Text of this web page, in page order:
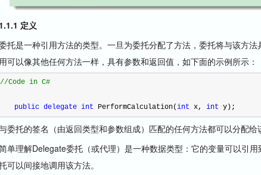
定义
是一种引用方法的类型。一旦为委托分配了方法，委托将与该方法
可以像其他任何方法一样，具有参数和返回值，如下面的示例所示：
//Code in C#
public delegate int PerformCalculation(int x, int y);
托的签名（由返回类型和参数组成）匹配的任何方法都可以分配给
理解Delegate委托（或代理）是一种数据类型：它的变量可以引用
可以间接地调用该方法。